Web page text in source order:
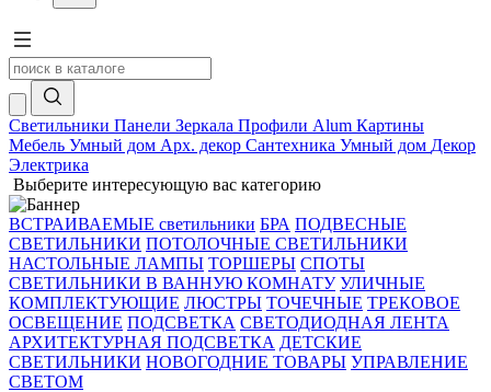
Светильники Панели Зеркала Профили Alum Картины
Мебель Умный дом Арх. декор Сантехника Умный дом Декор
Электрика
Выберите интересующую вас категорию
ВСТРАИВАЕМЫЕ светильники БРА ПОДВЕСНЫЕ
СВЕТИЛЬНИКИ ПОТОЛОЧНЫЕ СВЕТИЛЬНИКИ
НАСТОЛЬНЫЕ ЛАМПЫ ТОРШЕРЫ СПОТЫ
СВЕТИЛЬНИКИ В ВАННУЮ КОМНАТУ УЛИЧНЫЕ
КОМПЛЕКТУЮЩИЕ ЛЮСТРЫ ТОЧЕЧНЫЕ ТРЕКОВОЕ
ОСВЕЩЕНИЕ ПОДСВЕТКА СВЕТОДИОДНАЯ ЛЕНТА
АРХИТЕКТУРНАЯ ПОДСВЕТКА ДЕТСКИЕ
СВЕТИЛЬНИКИ НОВОГОДНИЕ ТОВАРЫ УПРАВЛЕНИЕ
СВЕТОМ